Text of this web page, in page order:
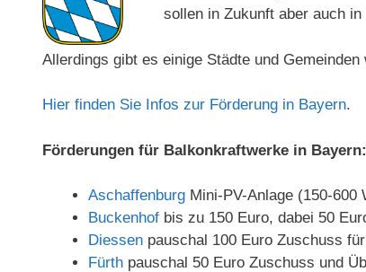
sollen in Zukunft aber auch
Allerdings gibt es einige Städte und
Hier finden Sie Infos zur Förderung in Bayern.
Förderungen für Balkonkraftwerke in Bayern:
Aschaffenburg Mini-PV-Anlage (150-600
Buckenhof bis zu 150 Euro, dabei 50
Diessen pauschal 100 Euro Zuschuss
Fürth pauschal 50 Euro Zuschuss und